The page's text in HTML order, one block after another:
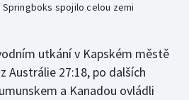
spojilo celou zemi
utkání v Kapském městě
Austrálie 27:18, po dalších
a Kanadou ovládli